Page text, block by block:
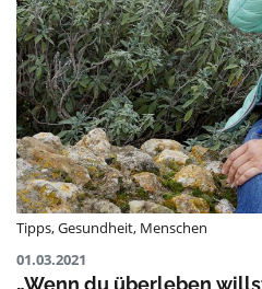
Tipps,Gesundheit, Menschen
01.03.2021
„Wenn du überleben